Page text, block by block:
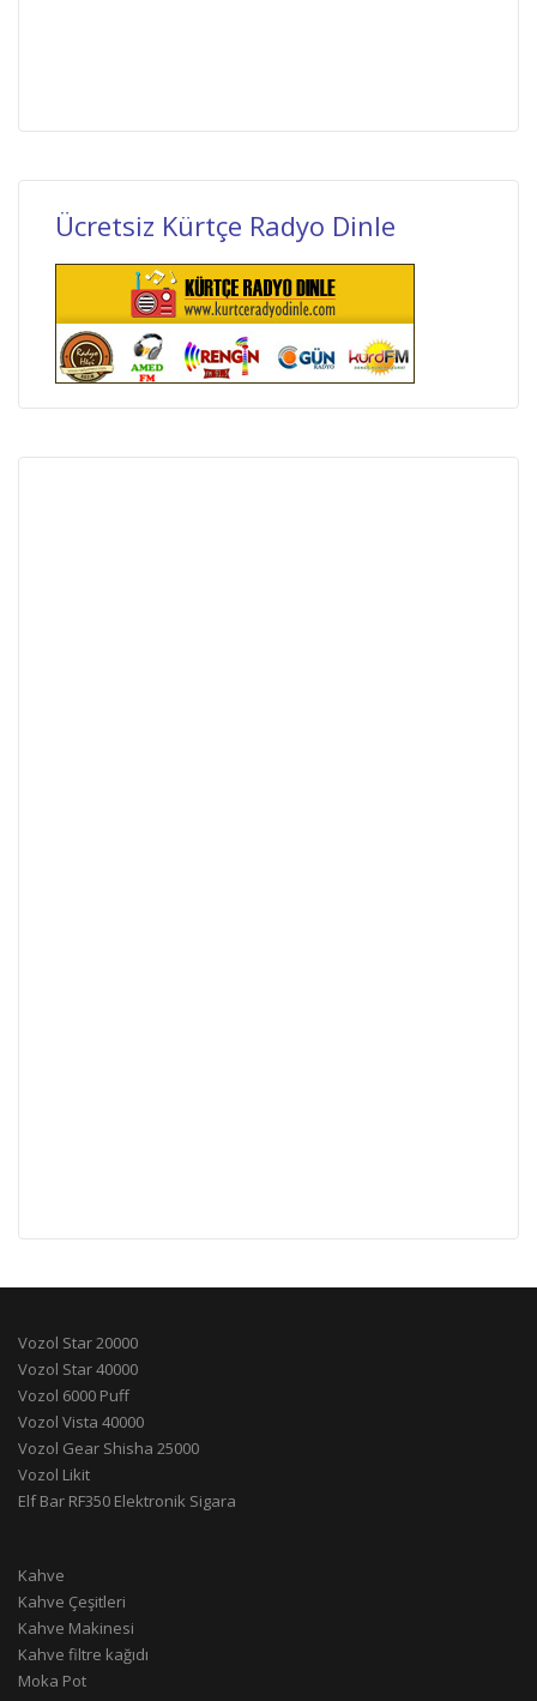
Ücretsiz Kürtçe Radyo Dinle
Vozol Star 20000
Vozol Star 40000
Vozol 6000 Puff
Vozol Vista 40000
Vozol Gear Shisha 25000
Vozol Likit
Elf Bar RF350 Elektronik Sigara
Kahve
Kahve Çeşitleri
Kahve Makinesi
Kahve filtre kağıdı
Moka Pot